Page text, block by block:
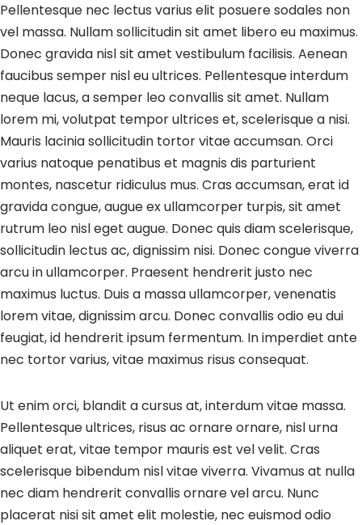
Pellentesque nec lectus varius elit posuere sodales non
vel massa. Nullam sollicitudin sit amet libero eu maximus.
Donec gravida nisl sit amet vestibulum facilisis. Aenean
faucibus semper nisl eu ultrices. Pellentesque interdum
neque lacus, a semper leo convallis sit amet. Nullam
lorem mi, volutpat tempor ultrices et, scelerisque a nisi.
Mauris lacinia sollicitudin tortor vitae accumsan. Orci
varius natoque penatibus et magnis dis parturient
montes, nascetur ridiculus mus. Cras accumsan, erat id
gravida congue, augue ex ullamcorper turpis, sit amet
rutrum leo nisl eget augue. Donec quis diam scelerisque,
sollicitudin lectus ac, dignissim nisi. Donec congue viverra
arcu in ullamcorper. Praesent hendrerit justo nec
maximus luctus. Duis a massa ullamcorper, venenatis
lorem vitae, dignissim arcu. Donec convallis odio eu dui
feugiat, id hendrerit ipsum fermentum. In imperdiet ante
nec tortor varius, vitae maximus risus consequat.
Ut enim orci, blandit a cursus at, interdum vitae massa.
Pellentesque ultrices, risus ac ornare ornare, nisl urna
aliquet erat, vitae tempor mauris est vel velit. Cras
scelerisque bibendum nisl vitae viverra. Vivamus at nulla
nec diam hendrerit convallis ornare vel arcu. Nunc
placerat nisi sit amet elit molestie, nec euismod odio